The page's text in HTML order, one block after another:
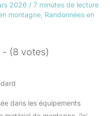
2026 / 7 minutes de lecture
montagne Randonnées en
- (8 votes)
dans les équipements